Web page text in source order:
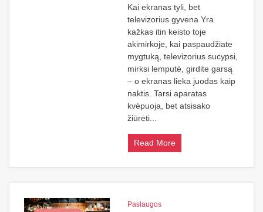
Kai ekranas tyli, bet
televizorius gyvena Yra
kažkas itin keisto toje
akimirkoje, kai paspaudžiate
mygtuką, televizorius sucypsi,
mirksi lemputė, girdite garsą
– o ekranas lieka juodas kaip
naktis. Tarsi aparatas
kvėpuoja, bet atsisako
žiūrėti...
Read More
Paslaugos